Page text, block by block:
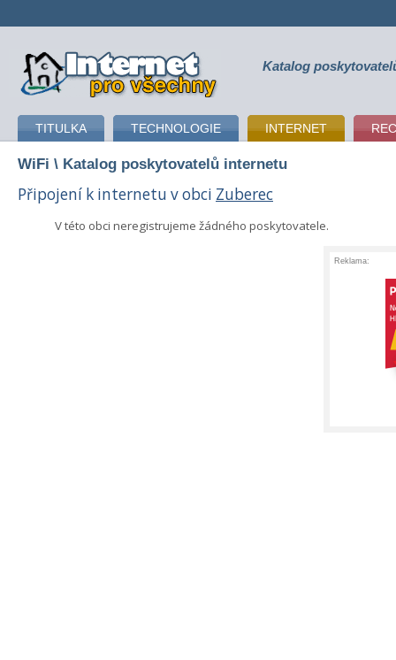
připojení k internetu Katalog
TITULKA TECHNOLOGIE INTERNET
WiFi \ Katalog poskytovatelů internetu
Připojení k internetu v obci Zuberec
V této obci neregistrujeme žádného poskytovatele.
Reklama: